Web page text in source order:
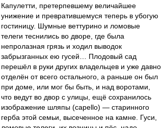
Капулетти, претерпевшему величайшее
унижение и превратившемуся теперь в убогую
гостиницу. Шумные веттурино и ломовые
телеги теснились во дворе, где была
непролазная грязь и ходил выводок
забрызганных ею гусей… Плодовый сад
перешёл в руки других владельцев и уже давно
отделён от всего остального, а раньше он был
при доме, или мог бы быть, и над воротами,
что ведут во двор с улицы, ещё сохранилось
изображение шляпы (capello) — старинного
герба этой семьи, высеченное на камне. Гуси,